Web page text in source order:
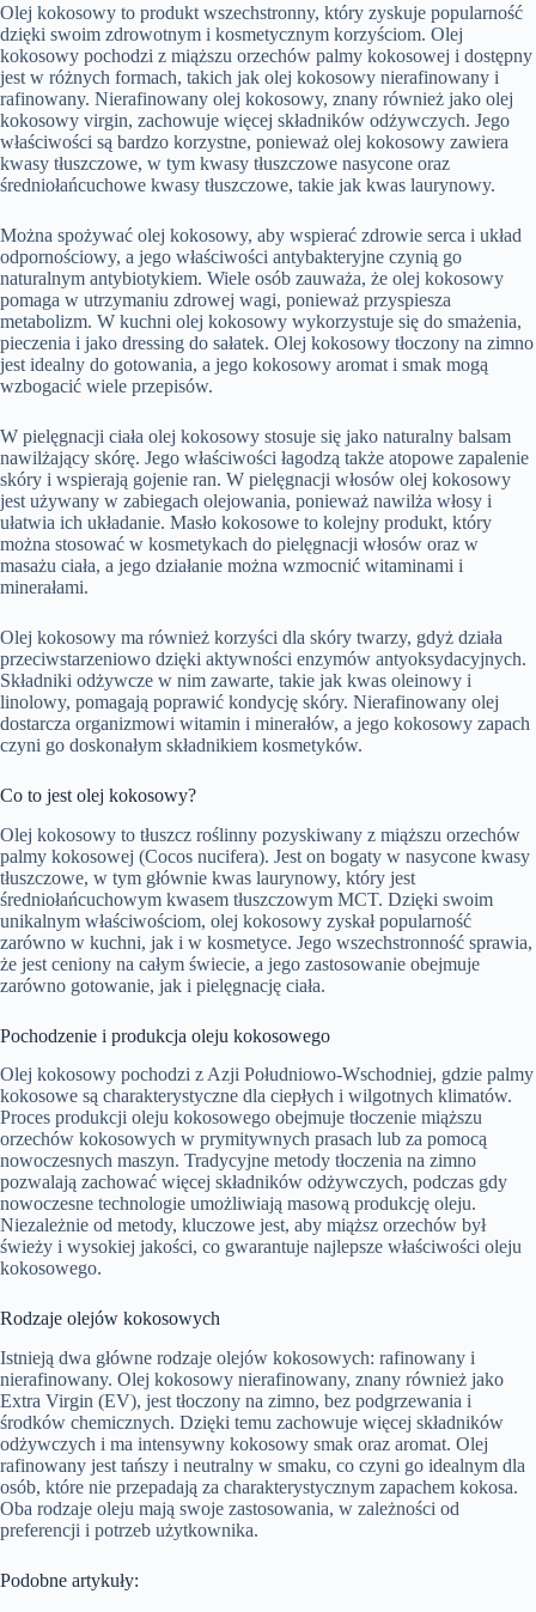
Olej kokosowy to produkt wszechstronny, który zyskuje popularność
dzięki swoim zdrowotnym i kosmetycznym korzyściom. Olej
kokosowy pochodzi z miąższu orzechów palmy kokosowej i dostępny
jest w różnych formach, takich jak olej kokosowy nierafinowany i
rafinowany. Nierafinowany olej kokosowy, znany również jako olej
kokosowy virgin, zachowuje więcej składników odżywczych. Jego
właściwości są bardzo korzystne, ponieważ olej kokosowy zawiera
kwasy tłuszczowe, w tym kwasy tłuszczowe nasycone oraz
średniołańcuchowe kwasy tłuszczowe, takie jak kwas laurynowy.
Można spożywać olej kokosowy, aby wspierać zdrowie serca i układ
odpornościowy, a jego właściwości antybakteryjne czynią go
naturalnym antybiotykiem. Wiele osób zauważa, że olej kokosowy
pomaga w utrzymaniu zdrowej wagi, ponieważ przyspiesza
metabolizm. W kuchni olej kokosowy wykorzystuje się do smażenia,
pieczenia i jako dressing do sałatek. Olej kokosowy tłoczony na zimno
jest idealny do gotowania, a jego kokosowy aromat i smak mogą
wzbogacić wiele przepisów.
W pielęgnacji ciała olej kokosowy stosuje się jako naturalny balsam
nawilżający skórę. Jego właściwości łagodzą także atopowe zapalenie
skóry i wspierają gojenie ran. W pielęgnacji włosów olej kokosowy
jest używany w zabiegach olejowania, ponieważ nawilża włosy i
ułatwia ich układanie. Masło kokosowe to kolejny produkt, który
można stosować w kosmetykach do pielęgnacji włosów oraz w
masażu ciała, a jego działanie można wzmocnić witaminami i
minerałami.
Olej kokosowy ma również korzyści dla skóry twarzy, gdyż działa
przeciwstarzeniowo dzięki aktywności enzymów antyoksydacyjnych.
Składniki odżywcze w nim zawarte, takie jak kwas oleinowy i
linolowy, pomagają poprawić kondycję skóry. Nierafinowany olej
dostarcza organizmowi witamin i minerałów, a jego kokosowy zapach
czyni go doskonałym składnikiem kosmetyków.
Co to jest olej kokosowy?
Olej kokosowy to tłuszcz roślinny pozyskiwany z miąższu orzechów
palmy kokosowej (Cocos nucifera). Jest on bogaty w nasycone kwasy
tłuszczowe, w tym głównie kwas laurynowy, który jest
średniołańcuchowym kwasem tłuszczowym MCT. Dzięki swoim
unikalnym właściwościom, olej kokosowy zyskał popularność
zarówno w kuchni, jak i w kosmetyce. Jego wszechstronność sprawia,
że jest ceniony na całym świecie, a jego zastosowanie obejmuje
zarówno gotowanie, jak i pielęgnację ciała.
Pochodzenie i produkcja oleju kokosowego
Olej kokosowy pochodzi z Azji Południowo-Wschodniej, gdzie palmy
kokosowe są charakterystyczne dla ciepłych i wilgotnych klimatów.
Proces produkcji oleju kokosowego obejmuje tłoczenie miąższu
orzechów kokosowych w prymitywnych prasach lub za pomocą
nowoczesnych maszyn. Tradycyjne metody tłoczenia na zimno
pozwalają zachować więcej składników odżywczych, podczas gdy
nowoczesne technologie umożliwiają masową produkcję oleju.
Niezależnie od metody, kluczowe jest, aby miąższ orzechów był
świeży i wysokiej jakości, co gwarantuje najlepsze właściwości oleju
kokosowego.
Rodzaje olejów kokosowych
Istnieją dwa główne rodzaje olejów kokosowych: rafinowany i
nierafinowany. Olej kokosowy nierafinowany, znany również jako
Extra Virgin (EV), jest tłoczony na zimno, bez podgrzewania i
środków chemicznych. Dzięki temu zachowuje więcej składników
odżywczych i ma intensywny kokosowy smak oraz aromat. Olej
rafinowany jest tańszy i neutralny w smaku, co czyni go idealnym dla
osób, które nie przepadają za charakterystycznym zapachem kokosa.
Oba rodzaje oleju mają swoje zastosowania, w zależności od
preferencji i potrzeb użytkownika.
Podobne artykuły: